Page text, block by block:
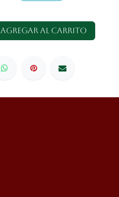
Agregar al carrito